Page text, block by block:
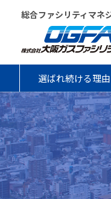
総合ファシリティマネ
選ばれ続ける理由